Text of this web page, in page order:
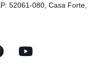
52061-080, Casa Forte,